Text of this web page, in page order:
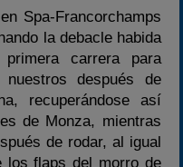
Spa-Francorchamps
la debacle habida
carrera para
después de
recuperándose así
de Monza, mientras
de rodar, al igual
los flaps del morro de